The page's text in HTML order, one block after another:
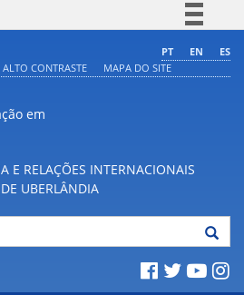
Comunica BR
PT EN
ES
ALTO CONTRASTE MAPA DO SITE
em
E RELAÇÕES INTERNACIONAIS
UBERLÂNDIA